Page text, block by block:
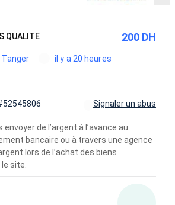
QUALITE 200 DH
il y a 20 heures
Signaler un abus
envoyer de l’argent à l’avance au
bancaire ou à travers une agence
lors de l’achat des biens
site.